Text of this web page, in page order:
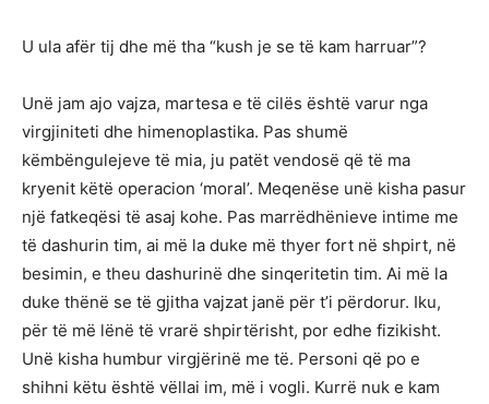
U ula afër tij dhe më tha “kush je se të kam harruar”?
Unë jam ajo vajza, martesa e të cilës është varur nga
virgjiniteti dhe himenoplastika. Pas shumë
këmbëngulejeve të mia, ju patët vendosë që të ma
kryenit këtë operacion ‘moral’. Meqenëse unë kisha pasur
një fatkeqësi të asaj kohe. Pas marrëdhënieve intime me
të dashurin tim, ai më la duke më thyer fort në shpirt, në
besimin, e theu dashurinë dhe sinqeritetin tim. Ai më la
duke thënë se të gjitha vajzat janë për t’i përdorur. Iku,
për të më lënë të vrarë shpirtërisht, por edhe fizikisht.
Unë kisha humbur virgjërinë me të. Personi që po e
shihni këtu është vëllai im, më i vogli. Kurrë nuk e kam